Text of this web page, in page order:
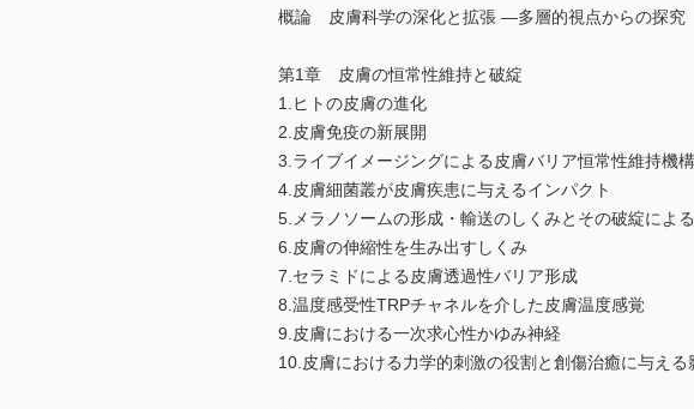
概論 皮膚科学の深化と拡張 ―多層的視点からの探究
第1章 皮膚の恒常性維持と破綻
1.ヒトの皮膚の進化
2.皮膚免疫の新展開
3.ライブイメージングによる皮膚バリア恒常性維持機
4.皮膚細菌叢が皮膚疾患に与えるインパクト
5.メラノソームの形成・輸送のしくみとその破綻によ
6.皮膚の伸縮性を生み出すしくみ
7.セラミドによる皮膚透過性バリア形成
8.温度感受性TRPチャネルを介した皮膚温度感覚
9.皮膚における一次求心性かゆみ神経
10.皮膚における力学的刺激の役割と創傷治癒に与える